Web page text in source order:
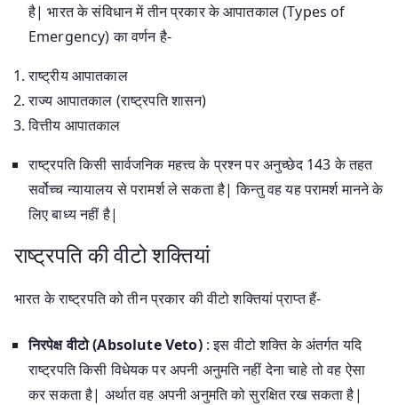
है| भारत के संविधान में तीन प्रकार के आपातकाल (Types of
Emergency) का वर्णन है-
राष्ट्रीय आपातकाल
राज्य आपातकाल (राष्ट्रपति शासन)
वित्तीय आपातकाल
राष्ट्रपति किसी सार्वजनिक महत्त्व के प्रश्न पर अनुच्छेद 143 के तहत
सर्वोच्च न्यायालय से परामर्श ले सकता है| किन्तु वह यह परामर्श मानने के
लिए बाध्य नहीं है|
राष्ट्रपति की वीटो शक्तियां
भारत के राष्ट्रपति को तीन प्रकार की वीटो शक्तियां प्राप्त हैं-
निरपेक्ष वीटो (Absolute Veto): इस वीटो शक्ति के अंतर्गत यदि
राष्ट्रपति किसी विधेयक पर अपनी अनुमति नहीं देना चाहे तो वह ऐसा
कर सकता है| अर्थात वह अपनी अनुमति को सुरक्षित रख सकता है|